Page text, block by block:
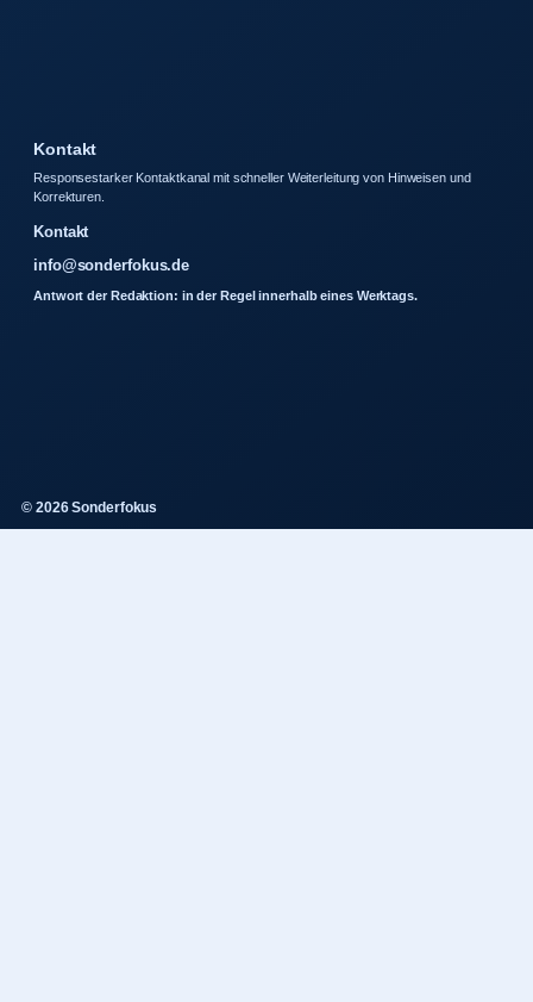
Kontakt
Responsestarker Kontaktkanal mit schneller Weiterleitung von Hinweisen und
Korrekturen.
Kontakt
info@sonderfokus.de
Antwort der Redaktion: in der Regel innerhalb eines Werktags.
© 2026 Sonderfokus